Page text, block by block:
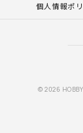
個人情報ポ
© 2026